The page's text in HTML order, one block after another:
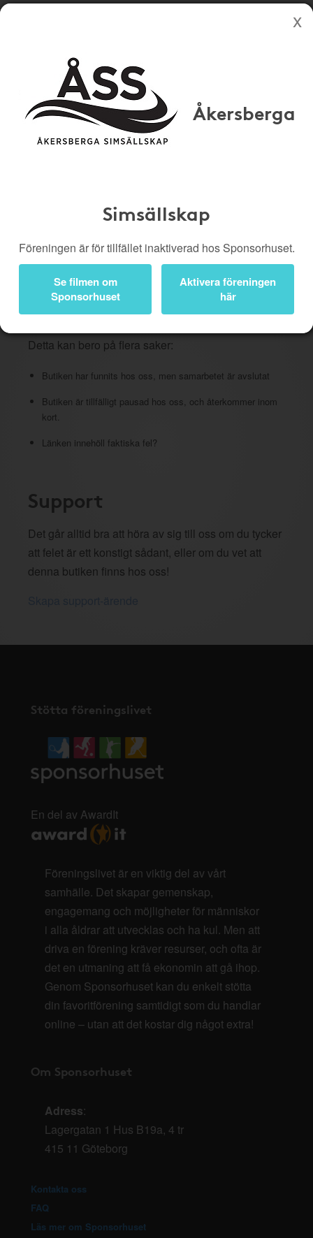
Köp genom denna sida stöttar Åkersberga Simsällskap
Butiker
Presentkort
Kampanjer
Bli medlem
Åkersberga
Simsällskap
Föreningen är för tillfället inaktiverad hos Sponsorhuset.
Se filmen om
Sponsorhuset
Aktivera föreningen
här
borttagen butik
Du har klickat på en
butikslänk som inte längre
fungerar.
Detta kan bero på flera saker:
Butiken har funnits hos oss, men samarbetet är avslutat
Butiken är tillfälligt pausad hos oss, och återkommer inom
kort.
Länken innehöll faktiska fel?
Support
Det går alltid bra att höra av sig till oss om du tycker
att felet är ett konstigt sådant, eller om du vet att
denna butiken finns hos oss!
Stötta föreningslivet
En del av AwardIt
Föreningslivet är en viktig del av vårt
samhälle. Det skapar gemenskap,
engagemang och möjligheter för människor
i alla åldrar att utvecklas och ha kul. Men att
driva en förening kräver resurser, och ofta är
det en utmaning att få ekonomin att gå ihop.
Genom Sponsorhuset kan du enkelt stötta
din favoritförening samtidigt som du handlar
online – utan att det kostar dig något extra!
Om Sponsorhuset
Adress:
Lagergatan 1 Hus B19a, 4 tr
415 11 Göteborg
Kontakta oss
FAQ
Läs mer om Sponsorhuset